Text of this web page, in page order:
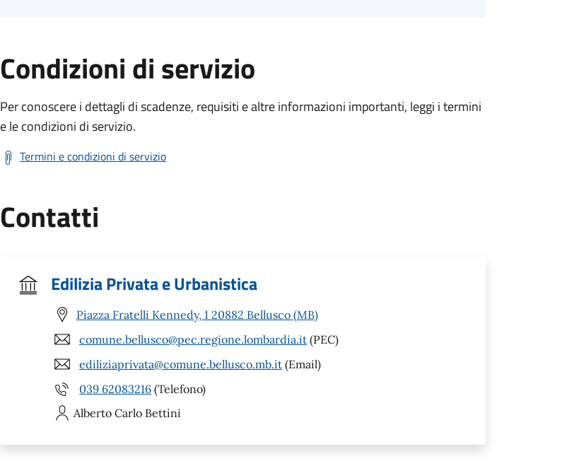
Condizioni di servizio
Per conoscere i dettagli di scadenze, requisiti e altre informazioni importanti, leggi i termini
e le condizioni di servizio.
Termini e condizioni di servizio
Contatti
Edilizia Privata e Urbanistica
Piazza Fratelli Kennedy, 1 20882 Bellusco (MB)
comune.bellusco@pec.regione.lombardia.it (PEC)
ediliziaprivata@comune.bellusco.mb.it (Email)
039 62083216 (Telefono)
Alberto Carlo Bettini